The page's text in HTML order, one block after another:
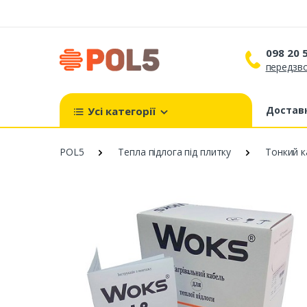
098 20
098
093
Усі категорії
POL5 Тепла підлога під плитку Тонкий